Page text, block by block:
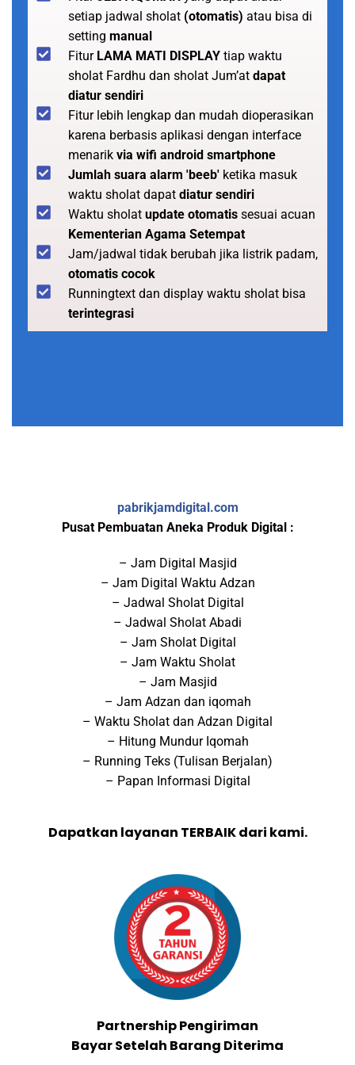
setiap jadwal sholat (otomatis) atau bisa di
setting manual
Fitur LAMA MATI DISPLAY tiap waktu
sholat Fardhu dan sholat Jum’at dapat
diatur sendiri
Fitur lebih lengkap dan mudah dioperasikan
karena berbasis aplikasi dengan interface
menarik via wifi android smartphone
Jumlah suara alarm 'beeb' ketika masuk
waktu sholat dapat diatur sendiri
Waktu sholat update otomatis sesuai acuan
Kementerian Agama Setempat
Jam/jadwal tidak berubah jika listrik padam,
otomatis cocok
Runningtext dan display waktu sholat bisa
terintegrasi
pabrikjamdigital.com
Pusat Pembuatan Aneka Produk Digital :
– Jam Digital Masjid
– Jam Digital Waktu Adzan
– Jadwal Sholat Digital
– Jadwal Sholat Abadi
– Jam Sholat Digital
– Jam Waktu Sholat
– Jam Masjid
– Jam Adzan dan iqomah
– Waktu Sholat dan Adzan Digital
– Hitung Mundur Iqomah
– Running Teks (Tulisan Berjalan)
– Papan Informasi Digital
Dapatkan layanan TERBAIK dari kami.
Partnership Pengiriman
Bayar Setelah Barang Diterima